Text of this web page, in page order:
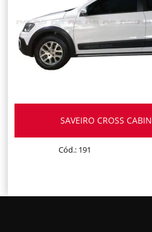
SAVEIRO CROSS
Cód.: 191